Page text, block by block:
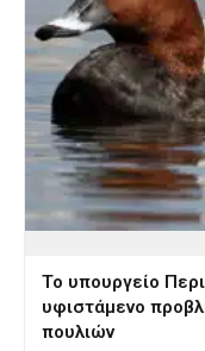
Το υπουργείο
υφιστάμενο
πουλιών